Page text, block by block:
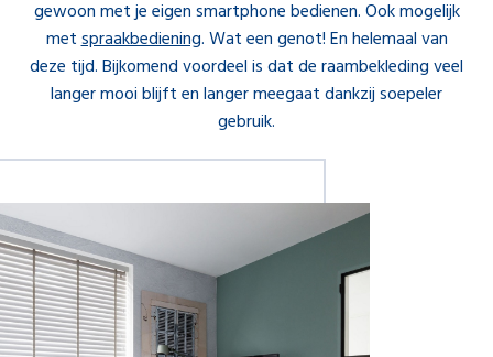
gewoon met je eigen smartphone bedienen. Ook mogelijk
metspraakbediening. Wat een genot! En helemaal van
deze tijd. Bijkomend voordeel is dat de raambekleding veel
langer mooi blijft en langer meegaat dankzij soepeler
gebruik.